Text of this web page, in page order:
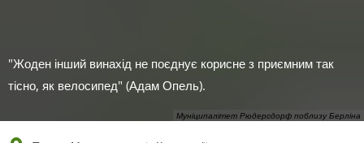
Муніципалітет Рюдерсдорф поблизу Берліна
"Жоден інший винахід не поєднує корисне з приємним так
тісно, як велосипед" (Адам Опель).